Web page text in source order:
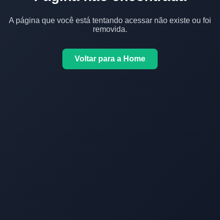
A página que você está tentando acessar não existe ou foi
removida.
Voltar para a Home